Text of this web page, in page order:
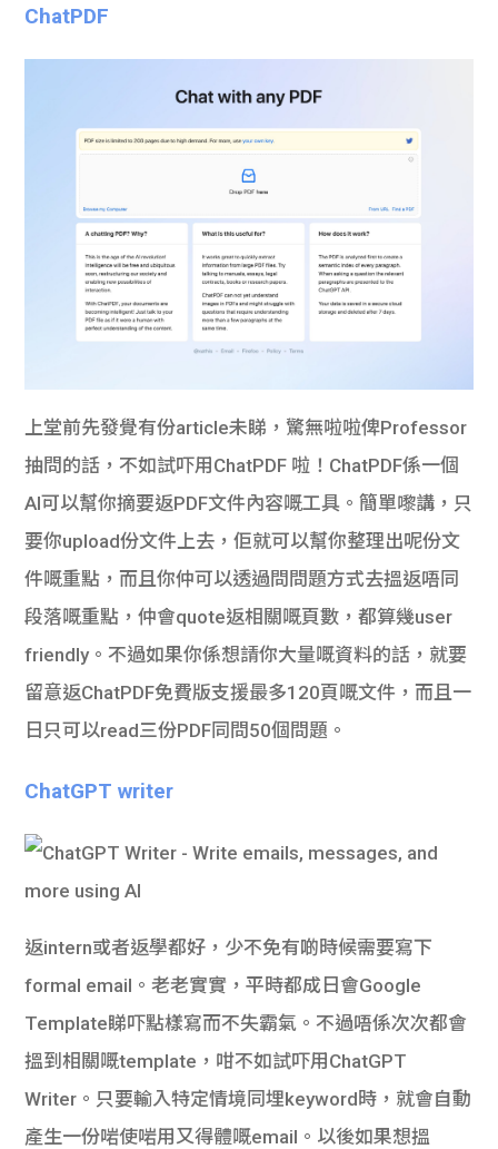
ChatPDF
上堂前先發覺有份article未睇，驚無啦啦俾Professor
抽問的話，不如試吓用ChatPDF 啦！ ChatPDF係一個
AI可以幫你摘要返PDF文件內容嘅工具。簡單嚟講，只
要你upload份文件上去，佢就可以幫你整理出呢份文
件嘅重點，而且你仲可以透過問問題方式去搵返唔同
段落嘅重點，仲會quote返相關嘅頁數，都算幾user
friendly。不過如果你係想請你大量嘅資料的話，就要
留意返ChatPDF免費版支援最多120頁嘅文件，而且一
日只可以read三份PDF同問 50個問題。
ChatGPT writer
返intern或者返學都好，少不免有啲時候需要寫下
formal email 。老老實實，平時都成日會Google
Template睇吓點樣寫而不失霸氣。不過唔係次次都會
搵到相關嘅template ，咁不如試吓用ChatGPT
Writer。只要輸入特定情境同埋keyword時，就會自動
產生一份啱使啱用又得體嘅email 。以後如果想搵